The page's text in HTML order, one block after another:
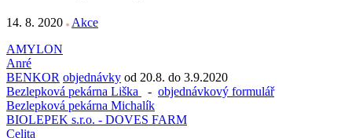
14. 8. 2020
Akce
AMYLON
Anré
BENKOR objednávky od 20.8. do 3.9.2020
Bezlepková pekárna Liška
- objednávkový formulář
Bezlepková pekárna Michalík
BIOLEPEK s.r.o. - DOVES FARM
Celita